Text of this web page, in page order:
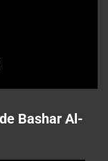
Bashar Al-